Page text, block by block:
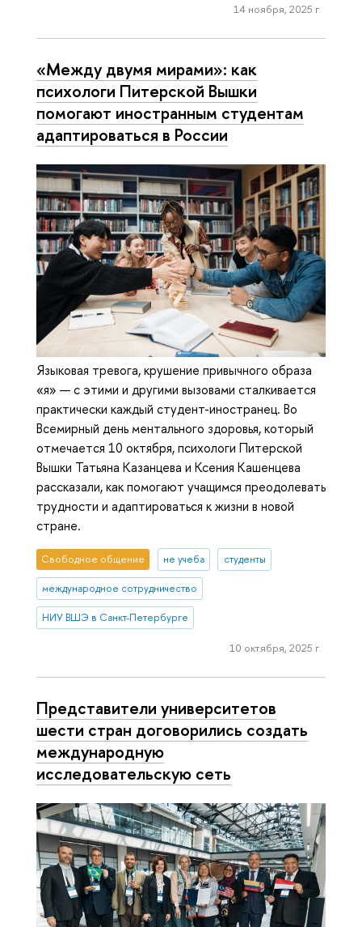
14 ноября, 2025 г.
«Между двумя мирами»: как
психологи Питерской Вышки
помогают иностранным студентам
адаптироваться в России
Языковая тревога, крушение привычного образа
«я» — с этими и другими вызовами сталкивается
практически каждый студент-иностранец. Во
Всемирный день ментального здоровья, который
отмечается 10 октября, психологи Питерской
Вышки Татьяна Казанцева и Ксения Кашенцева
рассказали, как помогают учащимся преодолевать
трудности и адаптироваться к жизни в новой
стране.
Свободное общение не учеба студенты
международное сотрудничество
НИУ ВШЭ в Санкт-Петербурге
10 октября, 2025 г.
Представители университетов
шести стран договорились создать
международную
исследовательскую сеть